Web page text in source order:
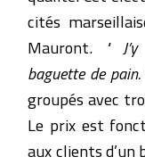
cités
Mauront.
"
baguette de
groupés avec
Le prix est
aux clients d’un